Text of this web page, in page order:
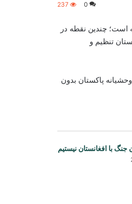
0
237
چندین نقطه‌‌‌ در
تنظیم و
پاکستان بدون
جنگ با افغانستان نیستیم
بغلان